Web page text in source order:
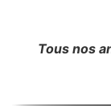
Tous nos